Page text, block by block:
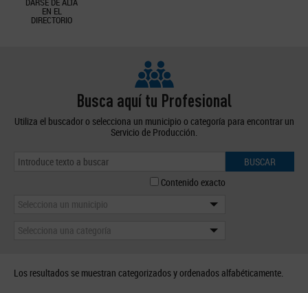
EN EL
DIRECTORIO
Busca aquí tu Profesional
Utiliza el buscador o selecciona un municipio o categoría para encontrar un
Servicio de Producción.
BUSCAR
Contenido exacto
Selecciona un municipio
Selecciona una categoría
Los resultados se muestran categorizados y ordenados alfabéticamente.